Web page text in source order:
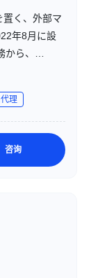
く、外部マ
年8月に設
ら、
プロモーシ
ートに努め
活動を支援
理
咨询